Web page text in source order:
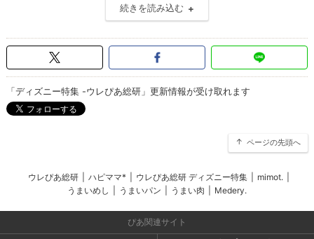
続きを読み込む
「ディズニー特集 -ウレぴあ総研」更新情報が受け取れます
ページの先頭へ
ウレぴあ総研 ハピママ* ウレぴあ総研 ディズニー特集 mimot.
うまいめし
うまいパン うまい肉 Medery.
ぴあ関連サイト